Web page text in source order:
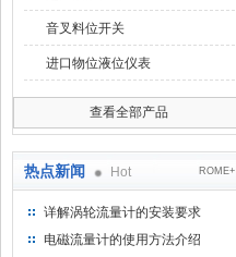
音叉料位开关
进口物位液位仪表
查看全部产品
热点新闻 Hot ROME+
详解涡轮流量计的安装要求
电磁流量计的使用方法介绍